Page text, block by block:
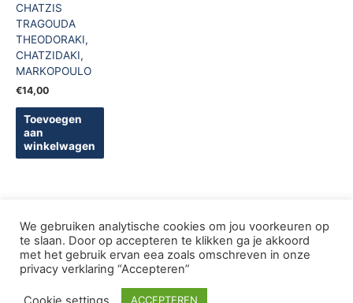
CHATZIS
TRAGOUDA
THEODORAKI,
CHATZIDAKI,
MARKOPOULO
€14,00
Toevoegen
aan
winkelwagen
Copyright © 2005-2026 De Griekse Wereld | Design
deWebShopFactory
We gebruiken analytische cookies om jou voorkeuren op
te slaan. Door op accepteren te klikken ga je akkoord
met het gebruik ervan eea zoals omschreven in onze
privacy verklaring “Accepteren”
ACCEPTEREN